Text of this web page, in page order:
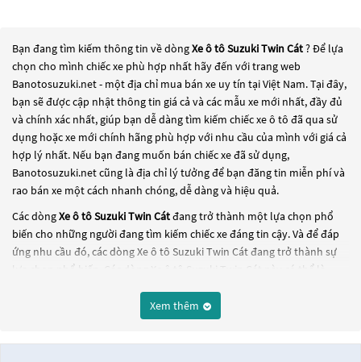
Bạn đang tìm kiếm thông tin về dòngXe ô tô Suzuki Twin Cát? Để lựa
chọn cho mình chiếc xe phù hợp nhất hãy đến với trang web
Banotosuzuki.net - một địa chỉ mua bán xe uy tín tại Việt Nam. Tại đây,
bạn sẽ được cập nhật thông tin giá cả và các mẫu xe mới nhất, đầy đủ
và chính xác nhất, giúp bạn dễ dàng tìm kiếm chiếc xe ô tô đã qua sử
dụng hoặc xe mới chính hãng phù hợp với nhu cầu của mình với giá cả
hợp lý nhất. Nếu bạn đang muốn bán chiếc xe đã sử dụng,
Banotosuzuki.net cũng là địa chỉ lý tưởng để bạn đăng tin miễn phí và
rao bán xe một cách nhanh chóng, dễ dàng và hiệu quả.
Các dòngXe ô tô Suzuki Twin Cátđang trở thành một lựa chọn phổ
biến cho những người đang tìm kiếm chiếc xe đáng tin cậy. Và để đáp
ứng nhu cầu đó, các dòngXe ô tô Suzuki Twin Cátđang trở thành sự
lựa chọn phổ biến. Các dòng
này có thể là
thiết kế hiện đại và công nghệ tiên tiến. Các dòng
này đều được kiểm tra và bảo dưỡng kỹ lưỡng để đảm bảo chất
lượng và hiệu suất tốt nhất. Nếu bạn đang tìm kiếm một chiếc xe, hãy
Xem thêm